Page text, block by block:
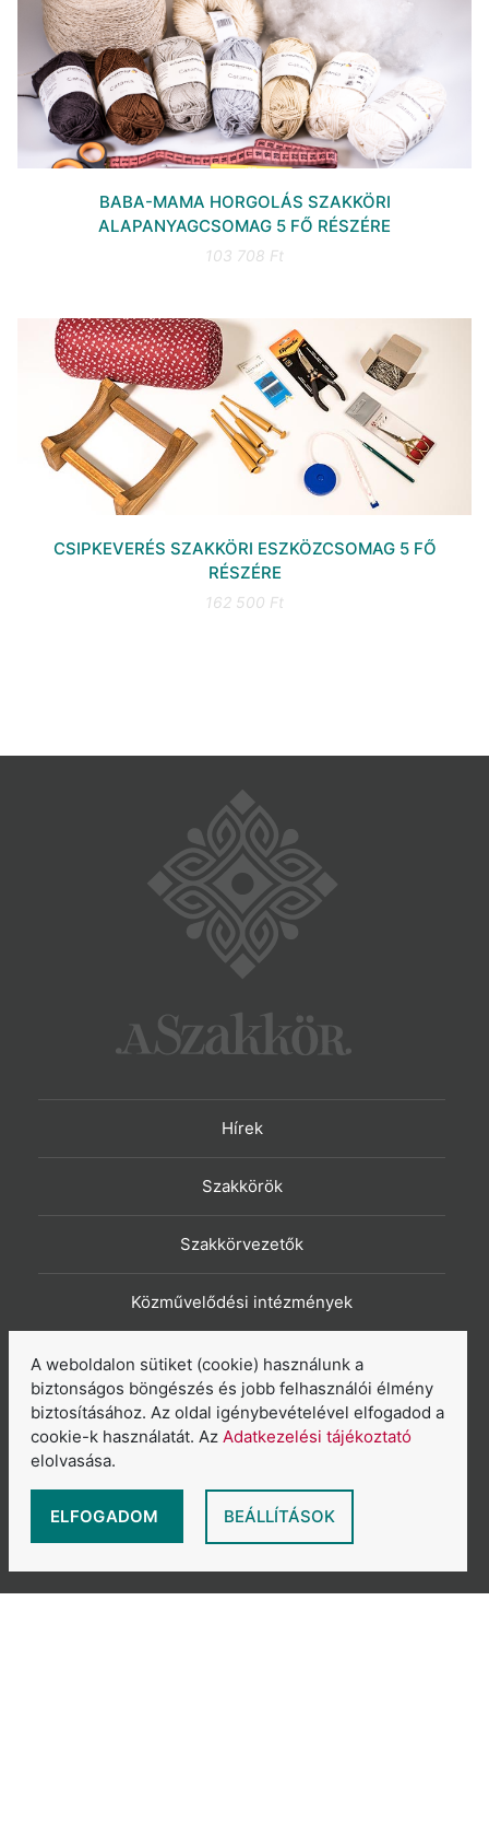
BABA-MAMA HORGOLÁS SZAKKÖRI
ALAPANYAGCSOMAG 5 FŐ RÉSZÉRE
103 708 Ft
CSIPKEVERÉS SZAKKÖRI ESZKÖZCSOMAG 5 FŐ
RÉSZÉRE
162 500 Ft
Hírek
Szakkörök
Szakkörvezetők
Közművelődési intézmények
Szakköreitek
Előadások
A weboldalon sütiket (cookie) használunk a
biztonságos böngészés és jobb felhasználói élmény
biztosításához. Az oldal igénybevételével elfogadod a
cookie-k használatát. Az Adatkezelési tájékoztató
elolvasása.
ELFOGADOM BEÁLLÍTÁSOK